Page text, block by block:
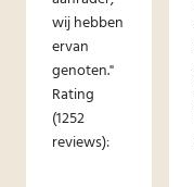
wij hebben
ervan
genoten."
Rating
(1252
reviews):